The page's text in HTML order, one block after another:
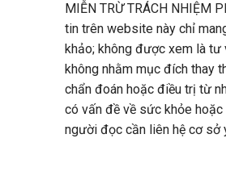
MIỄN TRỪ TRÁCH NHIỆM
tin trên website này chỉ
khảo; không được xem là tư
không nhằm mục đích thay
chẩn đoán hoặc điều trị từ
có vấn đề về sức khỏe
người đọc cần liên hệ cơ sở